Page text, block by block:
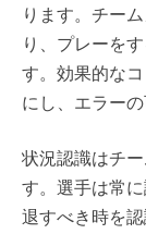
ります。チー
り、プレーを
す。効果的な
にし、エラー
状況認識はチ
す。選手は常
退すべき時を